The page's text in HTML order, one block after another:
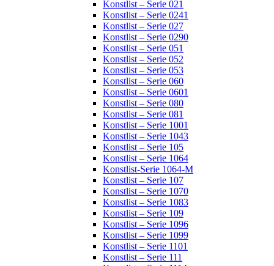
Konstlist – Serie 021
Konstlist – Serie 0241
Konstlist – Serie 027
Konstlist – Serie 0290
Konstlist – Serie 051
Konstlist – Serie 052
Konstlist – Serie 053
Konstlist – Serie 060
Konstlist – Serie 0601
Konstlist – Serie 080
Konstlist – Serie 081
Konstlist – Serie 1001
Konstlist – Serie 1043
Konstlist – Serie 105
Konstlist – Serie 1064
Konstlist-Serie 1064-M
Konstlist – Serie 107
Konstlist – Serie 1070
Konstlist – Serie 1083
Konstlist – Serie 109
Konstlist – Serie 1096
Konstlist – Serie 1099
Konstlist – Serie 1101
Konstlist – Serie 111